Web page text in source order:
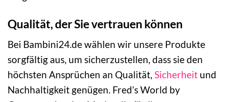
Qualität, der Sie vertrauen können
Bei Bambini24.de wählen wir unsere Produkte
sorgfältig aus, um sicherzustellen, dass sie den
höchsten Ansprüchen an Qualität, Sicherheit und
Nachhaltigkeit genügen. Fred’s World by